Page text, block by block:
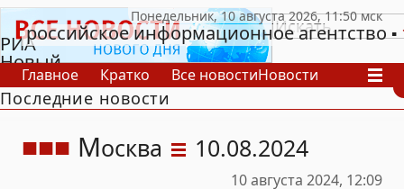
РИА
Новый
День
российское информационное агентство
Главное Кратко Все новостиНовости
В России
В мире
Последние новости
Москва 10.08.2024
10 августа 2024, 12:09